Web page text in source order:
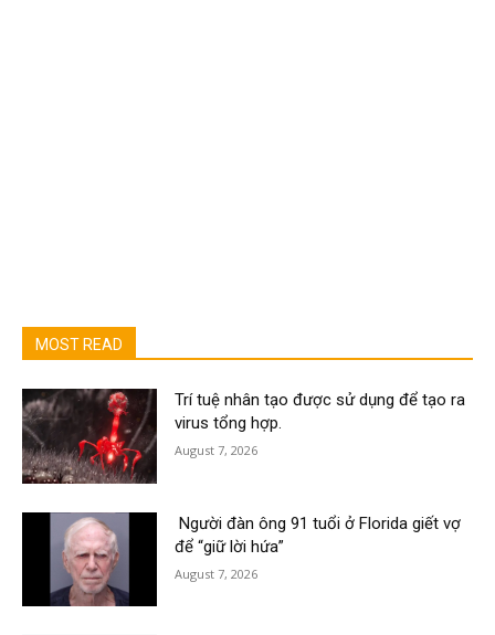
MOST READ
Trí tuệ nhân tạo được sử dụng để tạo ra
virus tổng hợp.
August 7, 2026
Người đàn ông 91 tuổi ở Florida giết vợ
để “giữ lời hứa”
August 7, 2026